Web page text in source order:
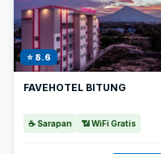
⭐ 8.6
FAVEHOTEL BITUNG
☕ Sarapan 📶 WiFi Gratis